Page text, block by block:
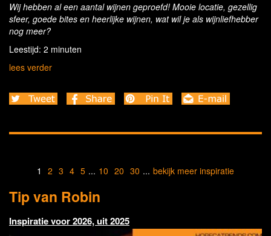
Wij hebben al een aantal wijnen geproefd! Mooie locatie, gezellig
sfeer, goede bites en heerlijke wijnen, wat wil je als wijnliefhebber
nog meer?
Leestijd: 2 minuten
lees verder
1 2 3 4 5 ... 10 20 30 ... bekijk meer inspiratie
Tip van Robin
Inspiratie voor 2026, uit 2025